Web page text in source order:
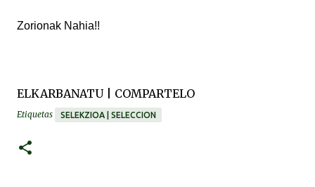
Zorionak Nahia!!
ELKARBANATU | COMPARTELO
Etiquetas SELEKZIOA | SELECCION